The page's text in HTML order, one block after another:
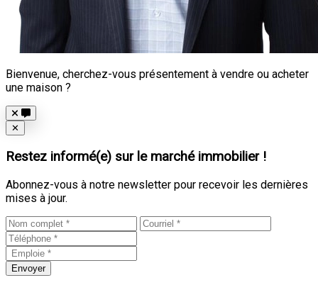
Bienvenue, cherchez-vous présentement à vendre ou acheter
une maison ?
Close
✕
Restez informé(e) sur le marché immobilier !
Abonnez-vous à notre newsletter pour recevoir les dernières
mises à jour.
Envoyer